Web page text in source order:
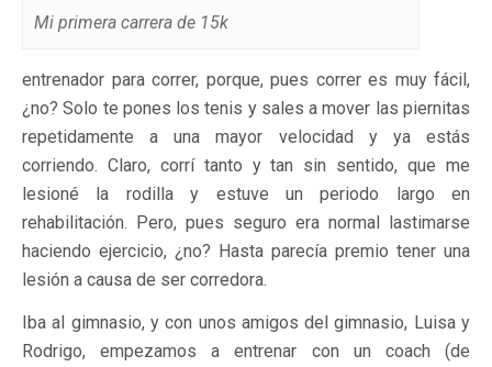
Mi primera carrera de 15k
entrenador para correr, porque, pues correr es muy fácil,
¿no? Solo te pones los tenis y sales a mover las piernitas
repetidamente a una mayor velocidad y ya estás
corriendo. Claro, corrí tanto y tan sin sentido, que me
lesioné la rodilla y estuve un periodo largo en
rehabilitación. Pero, pues seguro era normal lastimarse
haciendo ejercicio, ¿no? Hasta parecía premio tener una
lesión a causa de ser corredora.
Iba al gimnasio, y con unos amigos del gimnasio, Luisa y
Rodrigo, empezamos a entrenar con un coach (de